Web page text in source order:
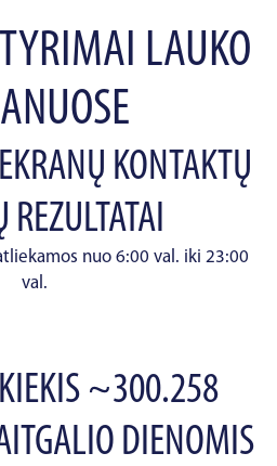
LAUKO
KONTAKTŲ
REZULTATAI
nuo 6:00 val. iki 23:00
val.
~300.258
DIENOMIS